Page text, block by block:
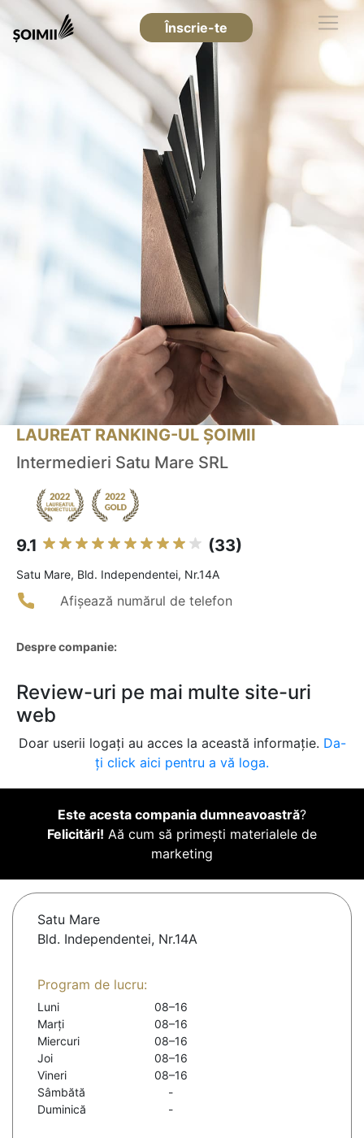
Înscrie-te
LAUREAT RANKING-UL ȘOIMII
Intermedieri Satu Mare SRL
9.1 (33)
Satu Mare, Bld. Independentei, Nr.14A
Afișează numărul de telefon
Despre companie:
Review-uri pe mai multe site-uri
web
Doar userii logați au acces la această informație. Da-
ți click aici pentru a vă loga.
Este acesta compania dumneavoastră?
Felicitări! Aă cum să primești materialele de
marketing
Satu Mare
Bld. Independentei, Nr.14A
Program de lucru:
Luni
08–16
Marți
08–16
Miercuri
08–16
Joi
08–16
Vineri
08–16
Sâmbătă
-
Duminică
-